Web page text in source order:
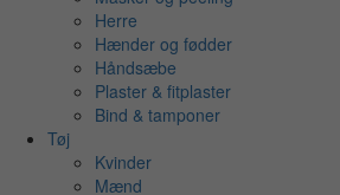
Herre
Hænder og fødder
Håndsæbe
Plaster & fitplaster
Bind & tamponer
Tøj
Kvinder
Mænd